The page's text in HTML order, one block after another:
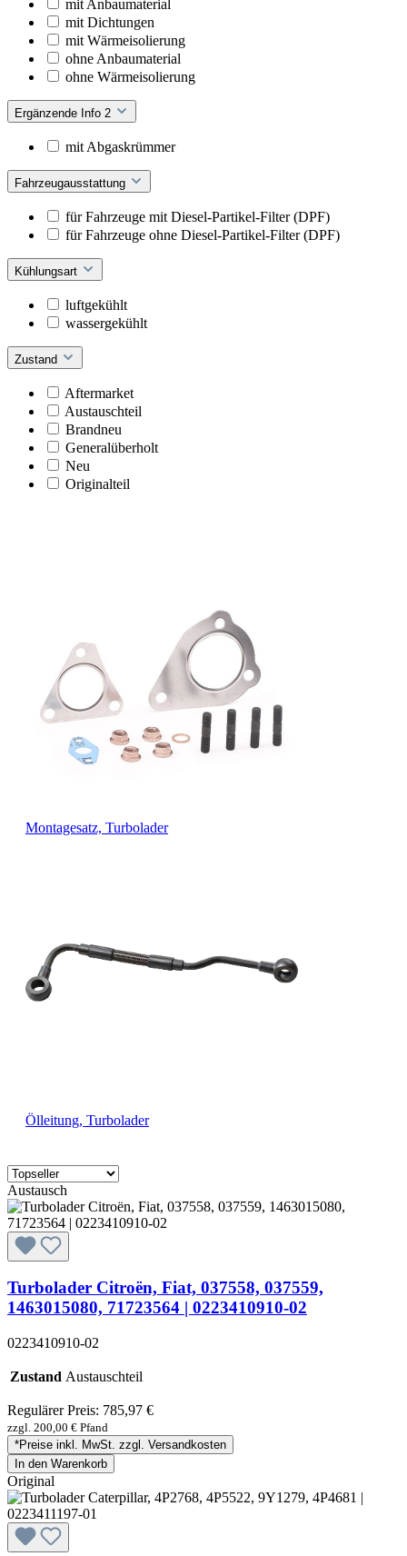
mit Anbaumaterial
mit Dichtungen
mit Wärmeisolierung
ohne Anbaumaterial
ohne Wärmeisolierung
Ergänzende Info 2
mit Abgaskrümmer
Fahrzeugausstattung
für Fahrzeuge mit Diesel-Partikel-Filter (DPF)
für Fahrzeuge ohne Diesel-Partikel-Filter (DPF)
Kühlungsart
luftgekühlt
wassergekühlt
Zustand
Aftermarket
Austauschteil
Brandneu
Generalüberholt
Neu
Originalteil
Montagesatz, Turbolader
Ölleitung, Turbolader
Austausch
Turbolader Citroën, Fiat, 037558, 037559,
1463015080, 71723564 | 0223410910-02
0223410910-02
Zustand Austauschteil
Regulärer Preis: 785,97 €
zzgl. 200,00 € Pfand
*Preise inkl. MwSt. zzgl. Versandkosten
In den Warenkorb
Original